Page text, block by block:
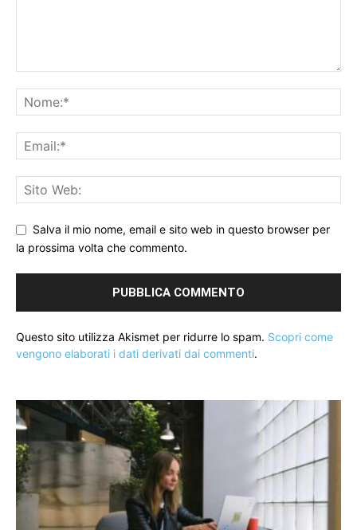
Salva il mio nome, email e sito web in questo browser per
la prossima volta che commento.
Questo sito utilizza Akismet per ridurre lo spam. Scopri come
vengono elaborati i dati derivati dai commenti.